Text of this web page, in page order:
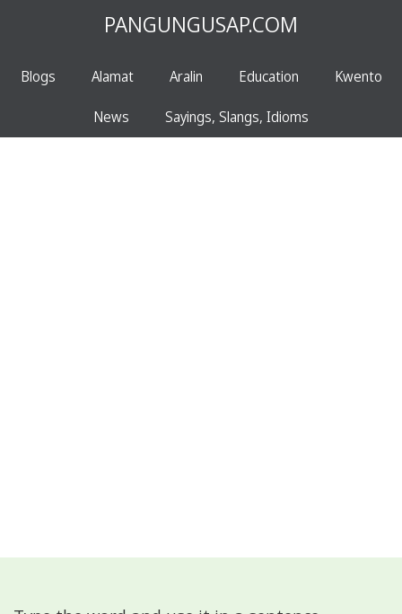
PANGUNGUSAP.COM
Blogs Alamat Aralin Education Kwento
News Sayings, Slangs, Idioms